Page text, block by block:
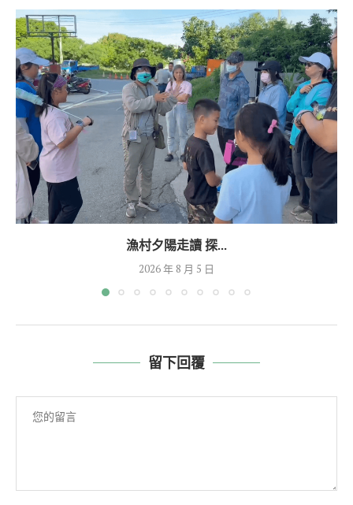
漁村夕陽走讀 探...
2026 年 8 月 5 日
留下回覆